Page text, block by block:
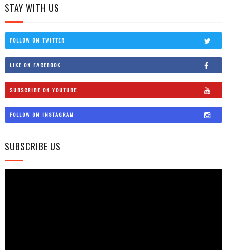
STAY WITH US
FOLLOW ON TWITTER
LIKE ON FACEBOOK
SUBSCRIBE ON YOUTUBE
FOLLOW ON INSTAGRAM
SUBSCRIBE US